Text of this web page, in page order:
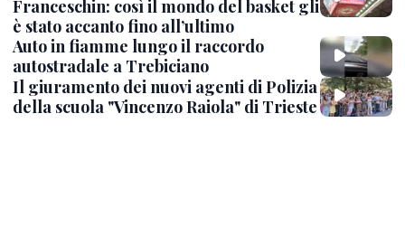
Franceschin: così il mondo del basket gli
è stato accanto fino all’ultimo
Auto in fiamme lungo il raccordo
autostradale a Trebiciano
Il giuramento dei nuovi agenti di Polizia
della scuola "Vincenzo Raiola" di Trieste